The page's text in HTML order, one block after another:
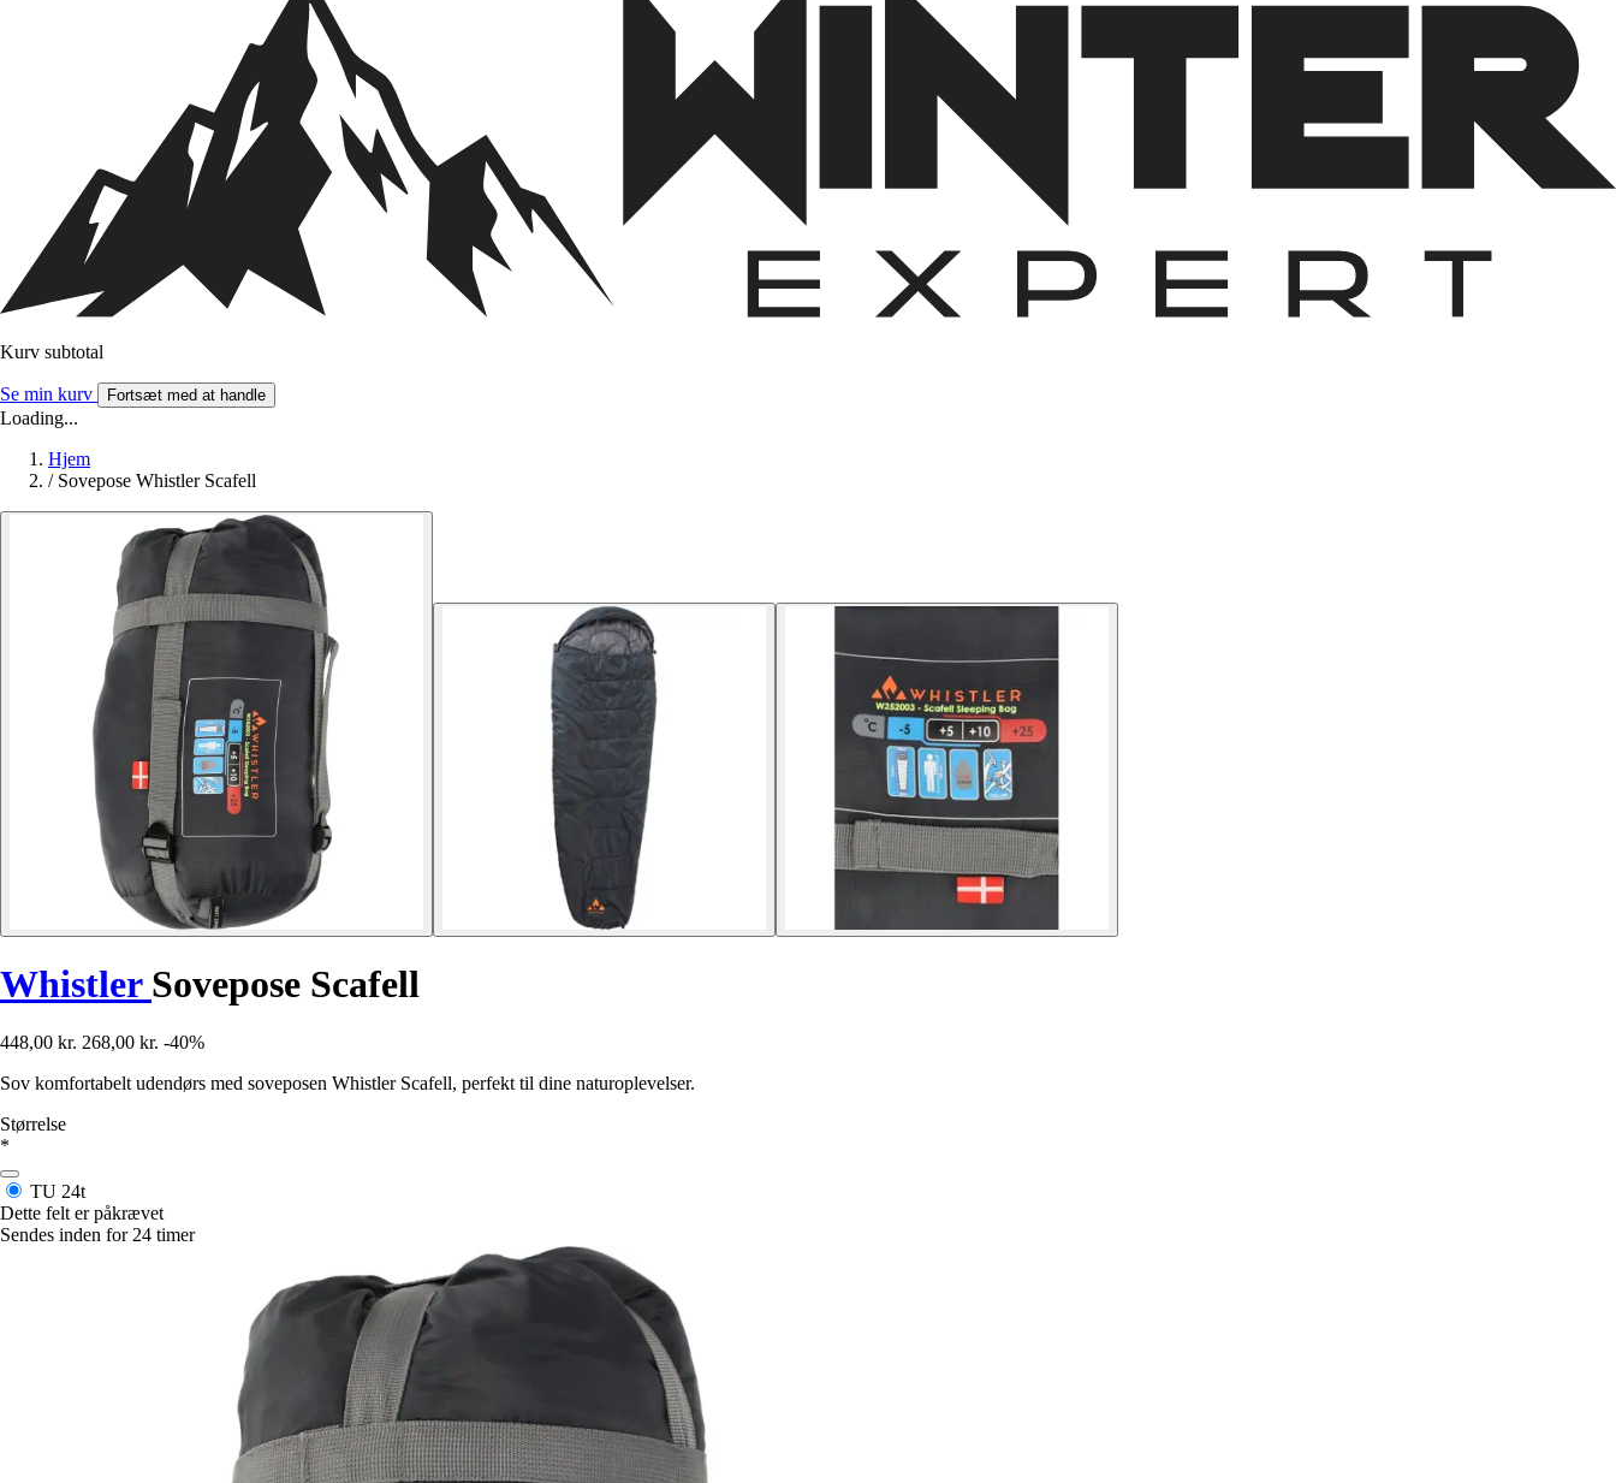
Kurv subtotal
Se min kurv Fortsæt med at handle
Loading...
Hjem
/ Sovepose Whistler Scafell
Whistler Sovepose Scafell
448,00 kr. 268,00 kr. -40%
Sov komfortabelt udendørs med soveposen Whistler Scafell, perfekt til dine naturoplevelser.
Størrelse
*
TU 24t
Dette felt er påkrævet
Sendes inden for 24 timer